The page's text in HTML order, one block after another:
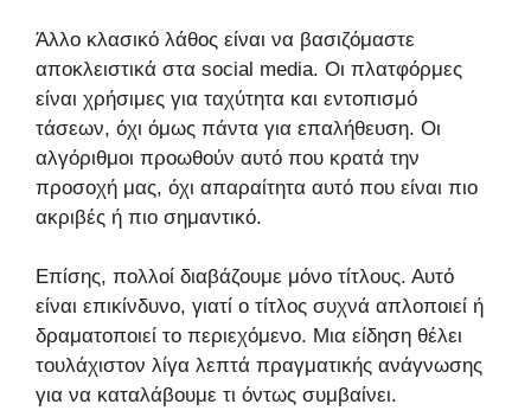
Άλλο κλασικό λάθος είναι να βασιζόμαστε
αποκλειστικά στα social media. Οι πλατφόρμες
είναι χρήσιμες για ταχύτητα και εντοπισμό
τάσεων, όχι όμως πάντα για επαλήθευση. Οι
αλγόριθμοι προωθούν αυτό που κρατά την
προσοχή μας, όχι απαραίτητα αυτό που είναι πιο
ακριβές ή πιο σημαντικό.
Επίσης, πολλοί διαβάζουμε μόνο τίτλους. Αυτό
είναι επικίνδυνο, γιατί ο τίτλος συχνά απλοποιεί ή
δραματοποιεί το περιεχόμενο. Μια είδηση θέλει
τουλάχιστον λίγα λεπτά πραγματικής ανάγνωσης
για να καταλάβουμε τι όντως συμβαίνει.